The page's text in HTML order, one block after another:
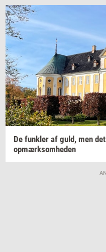
De funk­ler af guld, men
op­mærk­som­he­den